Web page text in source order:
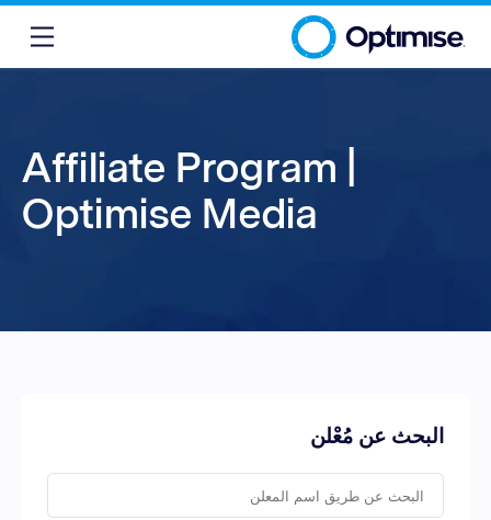
Affiliate Program |
Optimise Media
البحث عن مُعْلن